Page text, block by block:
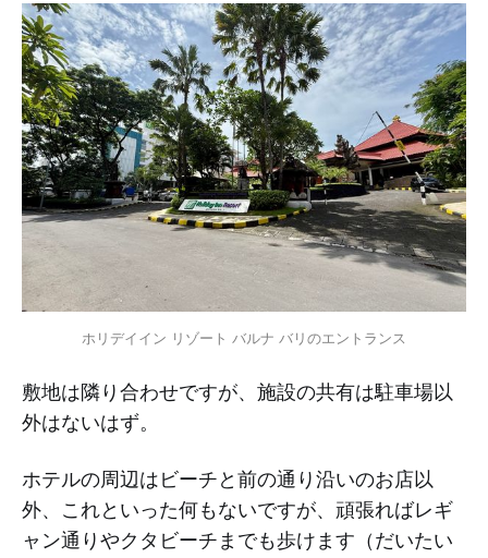
ホリデイイン リゾート バルナ バリのエントランス
敷地は隣り合わせですが、施設の共有は駐車場以
外はないはず。
ホテルの周辺はビーチと前の通り沿いのお店以
外、これといった何もないですが、頑張ればレギ
ャン通りやクタビーチまでも歩けます（だいたい